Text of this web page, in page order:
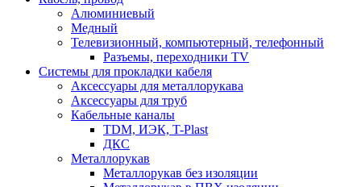
Алюминиевый
Медный
Телевизионный, компьютерный, телефонный
Разъемы, переходники TV
Системы для прокладки кабеля
Аксессуары для металлорукава
Аксессуары для труб
Кабельные каналы
TDM, ИЭК, T-Plast
ДКС
Металлорукав
Металлорукав без изоляции